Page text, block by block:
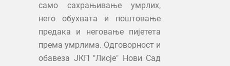
само сахрањивање умрлих,
него обухвата и поштовање
предака и неговање пијетета
према умрлима. Одговорност и
обавеза ЈКП "Лисје" Нови Сад